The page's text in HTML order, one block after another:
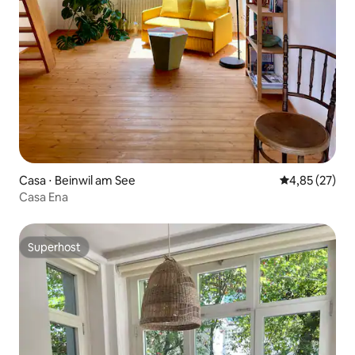
Casa ⋅ Beinwil am See 4,85 de uma
4,85 (27)
Casa Ena
Superhost
Superhost